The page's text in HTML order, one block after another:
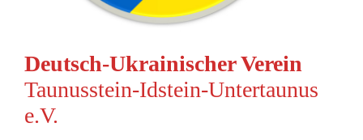
Deutsch-Ukrainischer Verein
Taunusstein-Idstein-Untertaunus
e.V.